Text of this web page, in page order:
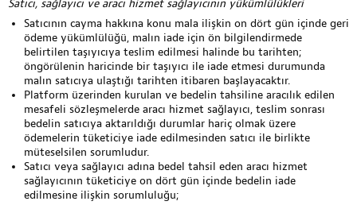
Satıcı, sağlayıcı ve aracı hizmet sağlayıcının yükümlülükleri
Satıcının cayma hakkına konu mala ilişkin on dört gün içinde geri
ödeme yükümlülüğü, malın iade için ön bilgilendirmede
belirtilen taşıyıcıya teslim edilmesi halinde bu tarihten;
öngörülenin haricinde bir taşıyıcı ile iade etmesi durumunda
malın satıcıya ulaştığı tarihten itibaren başlayacaktır.
Platform üzerinden kurulan ve bedelin tahsiline aracılık edilen
mesafeli sözleşmelerde aracı hizmet sağlayıcı, teslim sonrası
bedelin satıcıya aktarıldığı durumlar hariç olmak üzere
ödemelerin tüketiciye iade edilmesinden satıcı ile birlikte
müteselsilen sorumludur.
Satıcı veya sağlayıcı adına bedel tahsil eden aracı hizmet
sağlayıcının tüketiciye on dört gün içinde bedelin iade
edilmesine ilişkin sorumluluğu;